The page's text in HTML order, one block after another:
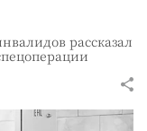
рассказал